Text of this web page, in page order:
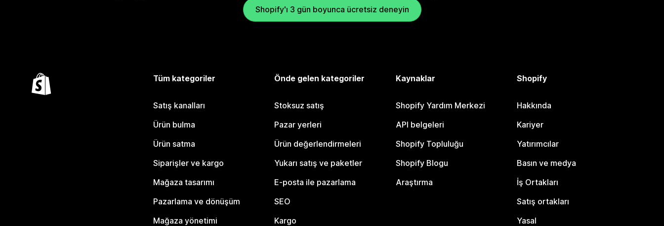
Shopify'ı 3 gün boyunca ücretsiz deneyin
Tüm kategoriler
Satış kanalları
Ürün bulma
Ürün satma
Siparişler ve kargo
Mağaza tasarımı
Pazarlama ve dönüşüm
Mağaza yönetimi
Önde gelen kategoriler
Stoksuz satış
Pazar yerleri
Ürün değerlendirmeleri
Yukarı satış ve paketler
E-posta ile pazarlama
SEO
Kargo
Kaynaklar
Shopify Yardım Merkezi
API belgeleri
Shopify Topluluğu
Shopify Blogu
Araştırma
Shopify
Hakkında
Kariyer
Yatırımcılar
Basın ve medya
İş Ortakları
Satış ortakları
Yasal